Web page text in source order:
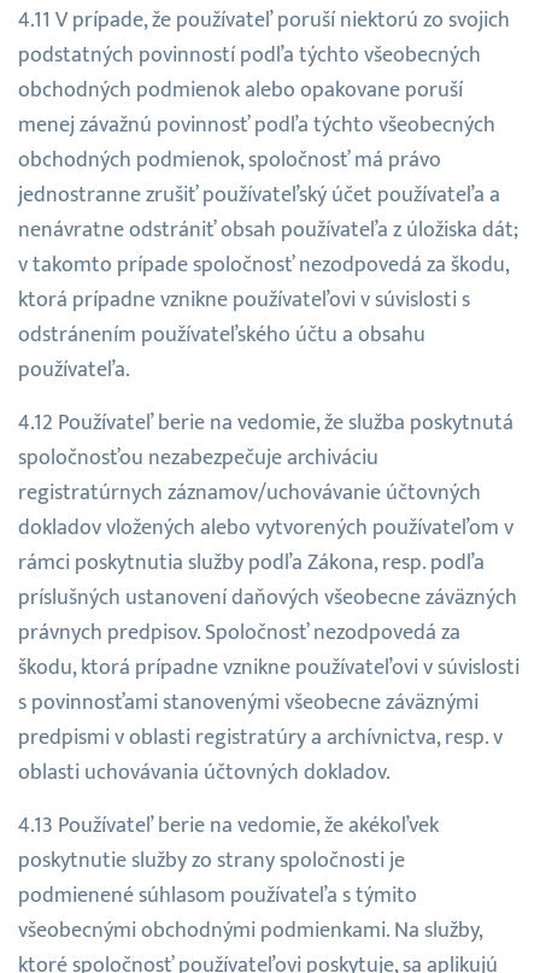
V prípade, že používateľ poruší niektorú zo svojich
podstatných povinností podľa týchto všeobecných
obchodných podmienok alebo opakovane poruší
menej závažnú povinnosť podľa týchto všeobecných
obchodných podmienok, spoločnosť má právo
jednostranne zrušiť používateľský účet používateľa a
nenávratne odstrániť obsah používateľa z úložiska dát;
v takomto prípade spoločnosť nezodpovedá za škodu,
ktorá prípadne vznikne používateľovi v súvislosti s
odstránením používateľského účtu a obsahu
používateľa.
Používateľ berie na vedomie, že služba poskytnutá
spoločnosťou nezabezpečuje archiváciu
registratúrnych záznamov/uchovávanie účtovných
dokladov vložených alebo vytvorených používateľom v
rámci poskytnutia služby podľa Zákona, resp. podľa
príslušných ustanovení daňových všeobecne záväzných
právnych predpisov. Spoločnosť nezodpovedá za
škodu, ktorá prípadne vznikne používateľovi v súvislosti
s povinnosťami stanovenými všeobecne záväznými
predpismi v oblasti registratúry a archívnictva, resp. v
oblasti uchovávania účtovných dokladov.
Používateľ berie na vedomie, že akékoľvek
poskytnutie služby zo strany spoločnosti je
podmienené súhlasom používateľa s týmito
všeobecnými obchodnými podmienkami. Na služby,
ktoré spoločnosť používateľovi poskytuje, sa aplikujú